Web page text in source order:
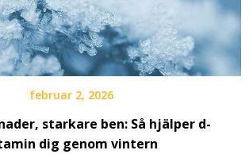
februar 2, 2026
starkare ben: Så hjälper d-
dig genom vintern